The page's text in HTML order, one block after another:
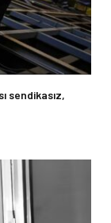
sendikasız,